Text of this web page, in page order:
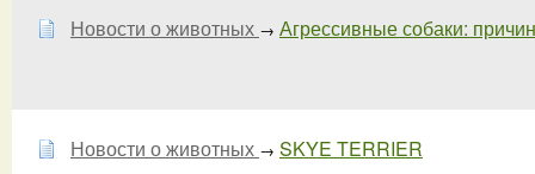
Новости о животных → Агрессивные собаки:
Новости о животных → SKYE TERRIER